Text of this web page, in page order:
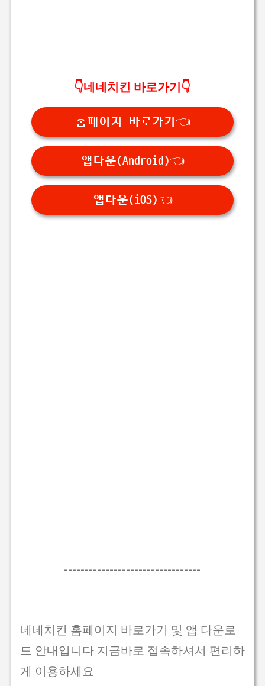
👇네네치킨 바로가기👇
홈페이지 바로가기👈
앱다운(Android)👈
앱다운(iOS)👈
---------------------------------
네네치킨 홈페이지 바로가기 및 앱 다운로
드 안내입니다 지금바로 접속하셔서 편리하
게 이용하세요